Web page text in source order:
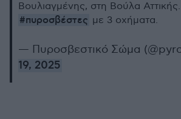
Βουλιαγμένης, στη Βούλα
#πυροσβέστες με 3 οχήματα.
— Πυροσβεστικό Σώμα
19, 2025